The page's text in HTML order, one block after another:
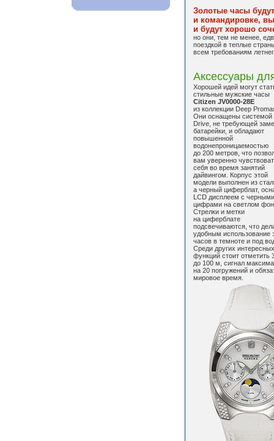
Золотые часы
и командировке,
и будут хорошо
но они, тем не менее,
поездкой в теплые
всем требованиям
Аксессуары
Хорошей идей могут
стильные мужские часы
Citizen JV0000-28E
из коллекции Deep
Они оснащены системой
Drive, не требующей
батарейки, и обладают
повышенной
водонепроницаемостью
до 200 метров, что
вам уверенно
себя во время занятий
дайвингом. Корпус этой
модели выполнен из
а черный циферблат,
LCD дисплеем с черными
цифрами на светлом
Стрелки и метки
на циферблате
подсвечиваются, что
удобным использование
часов в темноте и под
Среди других интересных
функций стоит отметить
до 100 м, сигнал
на 20 погружений и
мировое время.